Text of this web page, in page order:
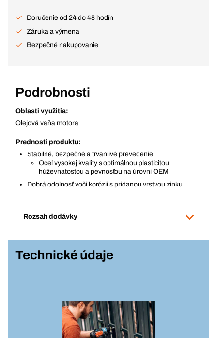
Doručenie od 24 do 48 hodín
Záruka a výmena
Bezpečné nakupovanie
Podrobnosti
Oblasti využitia:
Olejová vaňa motora
Prednosti produktu:
Stabilné, bezpečné a trvanlivé prevedenie
Oceľ vysokej kvality s optimálnou plasticitou,
húževnatosťou a pevnosťou na úrovni OEM
Dobrá odolnosť voči korózii s pridanou vrstvou zinku
Rozsah dodávky
Technické údaje